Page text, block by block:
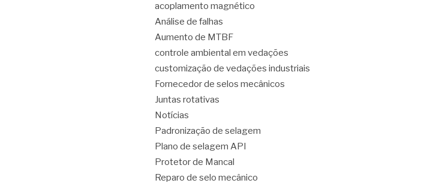
acoplamento magnético
Análise de falhas
Aumento de MTBF
controle ambiental em vedações
customização de vedações industriais
Fornecedor de selos mecânicos
Juntas rotativas
Notícias
Padronização de selagem
Plano de selagem API
Protetor de Mancal
Reparo de selo mecânico